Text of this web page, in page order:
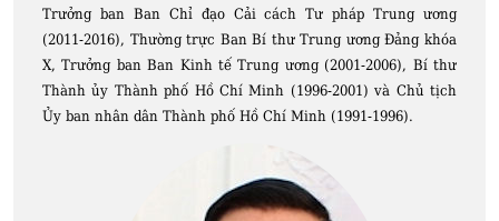
Trưởng ban Ban Chỉ đạo Cải cách Tư pháp Trung ương
(2011-2016), Thường trực Ban Bí thư Trung ương Đảng khóa
X, Trưởng ban Ban Kinh tế Trung ương (2001-2006), Bí thư
Thành ủy Thành phố Hồ Chí Minh (1996-2001) và Chủ tịch
Ủy ban nhân dân Thành phố Hồ Chí Minh (1991-1996).